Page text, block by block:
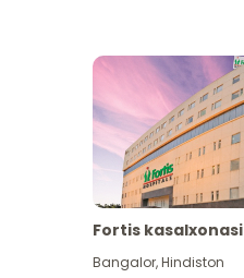
Fortis kasalxonasi
Bangalor,Hindiston